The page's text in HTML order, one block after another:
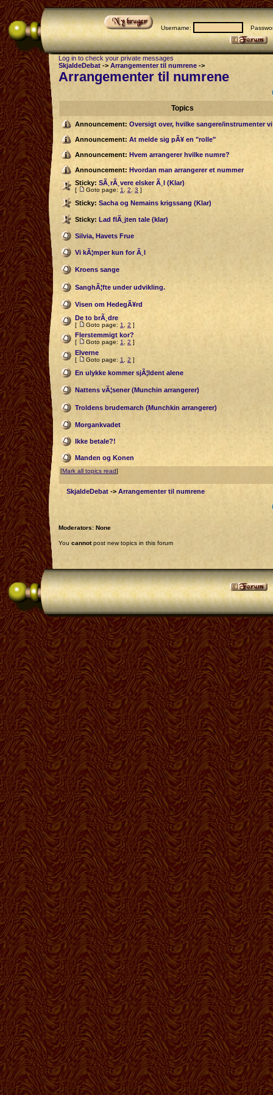
Username:
Log in to check your private messages
SkjaldeDebat -> Arrangementer til numrene ->
Arrangementer til numrene
Topics
Announcement: Oversigt over, hvilke sangere/instrumenter
Announcement: At melde sig pÃ¥ en "rolle"
Announcement: Hvem arrangerer hvilke numre?
Announcement: Hvordan man arrangerer et nummer
Sticky: SÃ¸rÃ¸vere elsker Ã¸l (Klar)
[ Goto page: 1 2 3 ]
Sticky: Sacha og Nemains krigssang (Klar)
Sticky: Lad flÃ¸jten tale (klar)
Silvia, Havets Frue
Vi kÃ¦mper kun for Ã¸l
Kroens sange
SanghÃ¦fte under udvikling.
Visen om HedegÃ¥rd
De to brÃ¸dre
[ Goto page: 1 2 ]
Flerstemmigt kor?
[ Goto page: 1 2 ]
Elverne
[ Goto page: 1 2 ]
En ulykke kommer sjÃ¦ldent alene
Nattens vÃ¦sener (Munchin arrangerer)
Troldens brudemarch (Munchkin arrangerer)
Morgankvadet
Ikke betale?!
Manden og Konen
[Mark all topics read]
SkjaldeDebat -> Arrangementer til numrene
Moderators: None
You cannotpost new topics in this forum